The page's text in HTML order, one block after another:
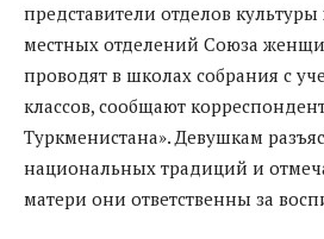
представители отделов
местных отделений Союза
проводят в школах собрания с
классов, сообщают
Туркменистана». Девушкам
национальных традиций и
матери они ответственны за